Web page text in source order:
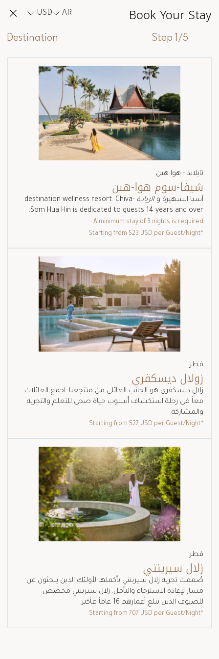
Book Your Stay
AR
USD
Step 1/5
Destination
تايلاند - هوا هين
شيفا-سوم هوا-هين
آسيا الشهيرة و الريادة destination wellness resort. Chiva-
Som Hua Hin is dedicated to guests 14 years and over.
A minimum stay of 3 nights is required
*Starting from
523 USD per Guest/Night
قطر
زولال ديسكفري
زلال ديسكفري هو الجانب العائلي من منتجعنا. اجمع العائلات
معاً في رحلة استكشاف أسلوب حياة صحي للتعلم والتجربة
والمشاركة.
*Starting from
527 USD per Guest/Night
قطر
زلال سيرينتي
صُممت تجربة زلال سيرينتي بأكملها لأولئك الذين يبحثون عن
مسار لإعادة الاسترخاء والتأمل. زلال سيرينتي مخصص
للضيوف الذين تبلغ أعمارهم 16 عاماً فأكثر.
*Starting from
707 USD per Guest/Night